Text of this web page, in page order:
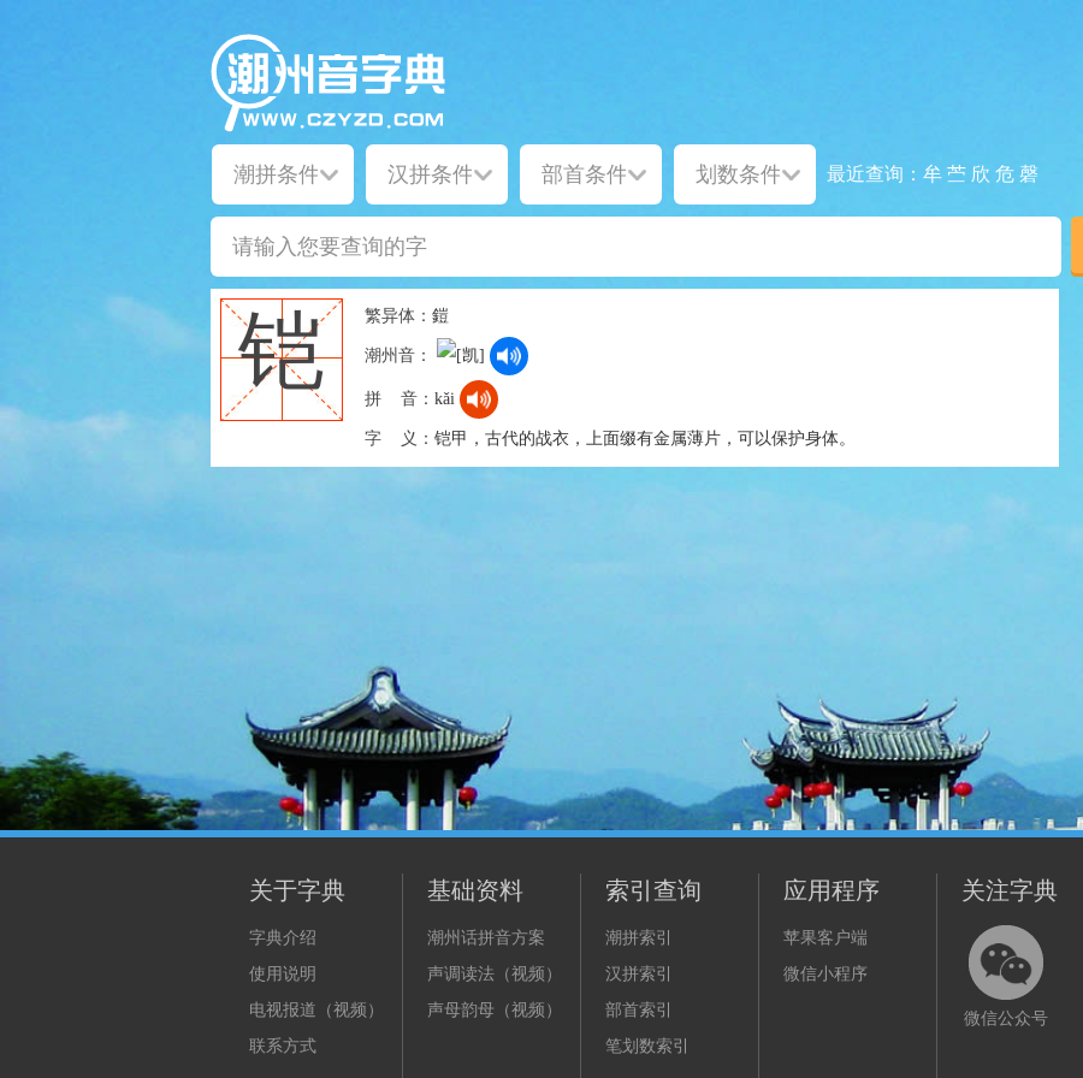
最近查询： 牟 苎 欣 危 磬
铠 繁异体： 鎧
潮州音：
拼 音： kǎi
字 义： 铠甲，古代的战衣，上面缀有金属薄片，可以保护身体。
关于字典
字典介绍
使用说明
电视报道（视频）
联系方式
基础资料
潮州话拼音方案
声调读法（视频）
声母韵母（视频）
索引查询
潮拼索引
汉拼索引
部首索引
笔划数索引
应用程序
苹果客户端
微信小程序
关注字典
微信公众号